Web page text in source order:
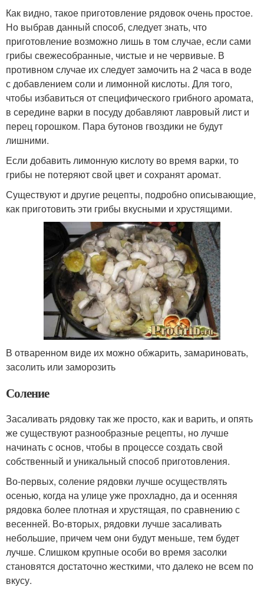
Как видно, такое приготовление рядовок очень простое.
Но выбрав данный способ, следует знать, что
приготовление возможно лишь в том случае, если сами
грибы свежесобранные, чистые и не червивые. В
противном случае их следует замочить на 2 часа в воде
с добавлением соли и лимонной кислоты. Для того,
чтобы избавиться от специфического грибного аромата,
в середине варки в посуду добавляют лавровый лист и
перец горошком. Пара бутонов гвоздики не будут
лишними.
Если добавить лимонную кислоту во время варки, то
грибы не потеряют свой цвет и сохранят аромат.
Существуют и другие рецепты, подробно описывающие,
как приготовить эти грибы вкусными и хрустящими.
В отваренном виде их можно обжарить, замариновать,
засолить или заморозить
Соление
Засаливать рядовку так же просто, как и варить, и опять
же существуют разнообразные рецепты, но лучше
начинать с основ, чтобы в процессе создать свой
собственный и уникальный способ приготовления.
Во-первых, соление рядовки лучше осуществлять
осенью, когда на улице уже прохладно, да и осенняя
рядовка более плотная и хрустящая, по сравнению с
весенней. Во-вторых, рядовки лучше засаливать
небольшие, причем чем они будут меньше, тем будет
лучше. Слишком крупные особи во время засолки
становятся достаточно жесткими, что далеко не всем по
вкусу.